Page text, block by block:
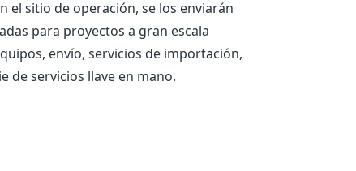
el sitio de operación, se los enviarán
para proyectos a gran escala
envío, servicios de importación,
de servicios llave en mano.